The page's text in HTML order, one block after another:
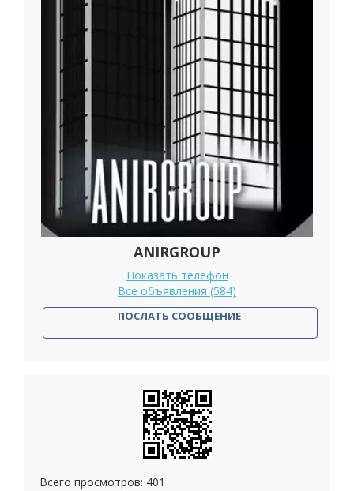
ANIRGROUP
Показать телефон
Все объявления (584)
ПОСЛАТЬ СООБЩЕНИЕ
Всего просмотров: 401